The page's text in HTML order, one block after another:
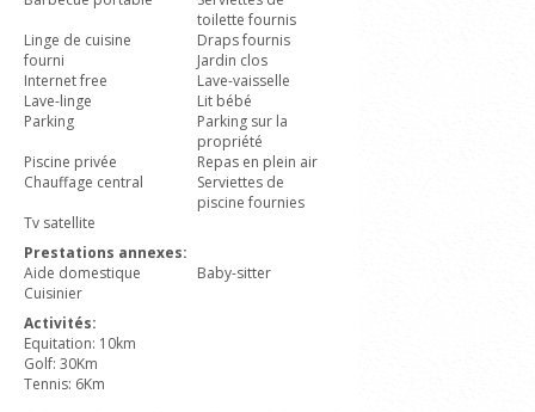
toilette fournis
Linge de cuisine
fourni
Draps fournis
Jardin clos
Internet free
Lave-vaisselle
Lave-linge
Lit bébé
Parking
Parking sur la
propriété
Piscine privée
Repas en plein air
Chauffage central
Serviettes de
piscine fournies
Tv satellite
Prestations annexes:
Aide domestique
Baby-sitter
Cuisinier
Activités:
Equitation: 10km
Golf: 30Km
Tennis: 6Km